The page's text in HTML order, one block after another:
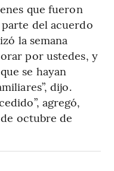
que fueron
del acuerdo
la semana
orar por ustedes, y
se hayan
dijo.
agregó,
octubre de